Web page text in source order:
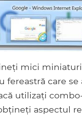
mici
fereastră care se
utilizați
aspectul